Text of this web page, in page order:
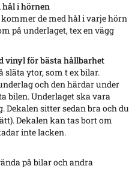
i hörnen
de med hål i varje hörn
på underlaget, tex en vägg
vinyl för bästa hållbarhet
släta ytor, som t ex bilar.
och den härdar under
bilen. Underlaget ska vara
sitter sedan bra och du
Dekalen kan tas bort om
inte lacken.
på bilar och andra